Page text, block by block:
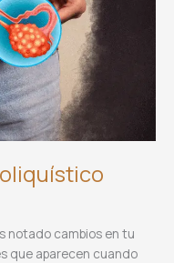
notado cambios en tu
que aparecen cuando